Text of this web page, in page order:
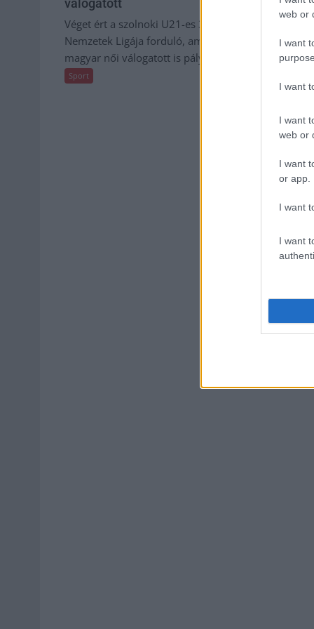
web or
I want
I want
I want
web or
I want
or app.
I want
I want
válogatott
Véget ért a szolnoki U21-es 3×3-as
Nemzetek Ligája forduló, amelyen a
magyar női válogatott is pályára...
Sport
is hunyt
játékos
A
hőhullám